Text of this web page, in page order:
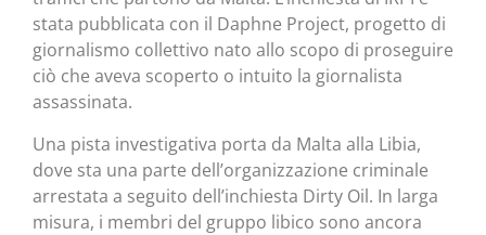
stata pubblicata con il Daphne Project, progetto di
giornalismo collettivo nato allo scopo di proseguire
ciò che aveva scoperto o intuito la giornalista
assassinata.
Una pista investigativa porta da Malta alla Libia,
dove sta una parte dell’organizzazione criminale
arrestata a seguito dell’inchiesta Dirty Oil. In larga
misura, i membri del gruppo libico sono ancora